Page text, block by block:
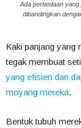
Ada perbedaan
dibandingkan
Kaki panjang yang
tegak membuat
yang efisien dan
moyang mereka.
Bentuk tubuh